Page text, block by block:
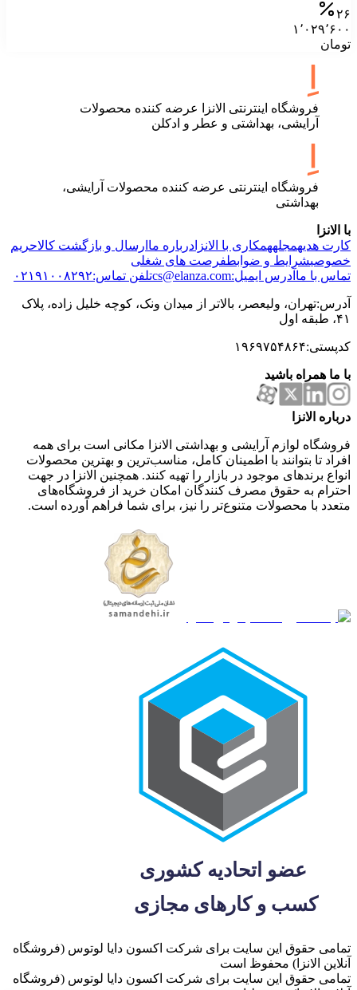
۲۶
۱٬۰۲۹٬۶۰۰
تومان
فروشگاه اینترنتی الانزا عرضه کننده محصولات
آرایشی، بهداشتی و عطر و ادکلن
فروشگاه اینترنتی عرضه کننده محصولات آرایشی،
بهداشتی
با الانزا
کارت هدیهمجلههمکاری با الانزا درباره ما ارسال و بازگشت کالاحریم
خصوصیشرایط و ضوابطفرصت های شغلی
تماس با ما آدرس ایمیل:cs@elanza.com تلفن تماس:۰۲۱۹۱۰۰۸۲۹۲
آدرس:تهران، ولیعصر، بالاتر از میدان ونک، کوچه خلیل زاده، پلاک
۴۱، طبقه اول
کدپستی:۱۹۶۹۷۵۴۸۶۴
با ما همراه باشید
درباره الانزا
فروشگاه لوازم آرایشی و بهداشتی الانزا مکانی است برای همه
افراد تا بتوانند با اطمینان کامل، مناسب‌ترین و بهترین محصولات
انواع برندهای موجود در بازار را تهیه کنند. همچنین الانزا در جهت
احترام به حقوق مصرف کنندگان امکان خرید از فروشگاه‌های
متعدد با محصولات متنوع‌تر را نیز، برای شما فراهم آورده است.
تمامی حقوق این سایت برای شرکت اکسون دایا لوتوس (فروشگاه
آنلاین الانزا) محفوظ است
تمامی حقوق این سایت برای شرکت اکسون دایا لوتوس (فروشگاه